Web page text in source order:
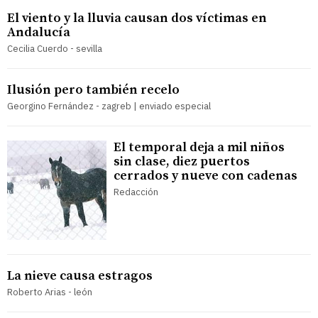
El viento y la lluvia causan dos víctimas en
Andalucía
Cecilia Cuerdo - sevilla
Ilusión pero también recelo
Georgino Fernández - zagreb | enviado especial
El temporal deja a mil niños
sin clase, diez puertos
cerrados y nueve con cadenas
Redacción
La nieve causa estragos
Roberto Arias - león